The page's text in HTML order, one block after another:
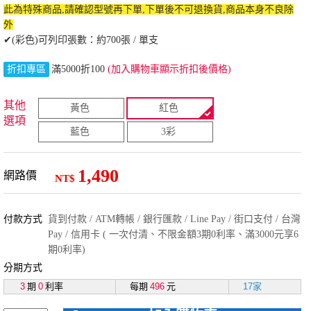
此為特殊商品,請確認型號再下單,下單後不可退換貨,商品本身不良除
外
✔(彩色)可列印張數：約700張 / 單支
折扣專區 滿5000折100 (加入購物車顯示折扣後價格)
其他
選項
黃色 紅色
藍色 3彩
網路價 NT$ 1,490
付款方式 貨到付款 / ATM轉帳 / 銀行匯款 / Line Pay / 街口支付 / 台灣
Pay / 信用卡 ( 一次付清、不限金額3期0利率、滿3000元享6
期0利率)
分期方式
3 期 0 利率 每期 496 元 17家